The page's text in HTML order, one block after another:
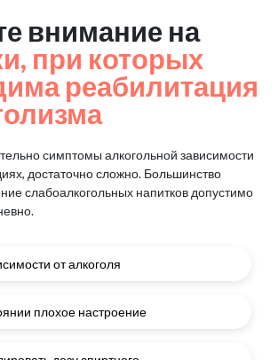
внимание на
при которых
реабилитация
симптомы алкогольной зависимости
достаточно сложно. Большинство
слабоалкогольных напитков допустимо
от алкоголя
плохое настроение